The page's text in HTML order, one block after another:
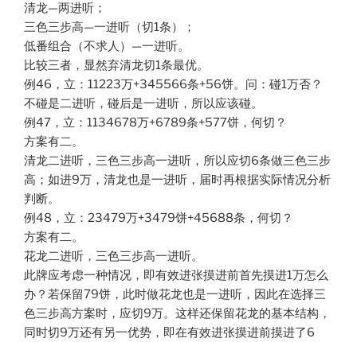
清龙—两进听；
三色三步高—一进听（切1条）；
低番组合（不求人）—一进听。
比较三者，显然弃清龙切1条最优。
例46，立：11223万+345566条+56饼。问：碰1万否？
不碰是二进听，碰后是一进听，所以应该碰。
例47，立：1134678万+6789条+577饼，何切？
方案有二。
清龙二进听，三色三步高一进听，所以应切6条做三色三步
高；如进9万，清龙也是一进听，届时再根据实际情况分析
判断。
例48，立：23479万+3479饼+45688条，何切？
方案有二。
花龙二进听，三色三步高一进听。
此牌应考虑一种情况，即有效进张摸进前首先摸进1万怎么
办？若保留79饼，此时做花龙也是一进听，因此在选择三
色三步高方案时，应切9万。这样还保留花龙的基本结构，
同时切9万还有另一优势，即在有效进张摸进前摸进了6